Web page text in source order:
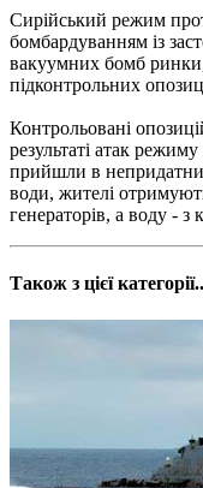
Сирійський режим
бомбардуванням із
вакуумних бомб ринки,
підконтрольних
Контрольовані
результаті атак
прийшли в
води, жителі
генераторів, а воду - з
Також з цієї